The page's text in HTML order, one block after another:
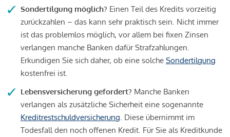
Sondertilgung möglich? Einen Teil des Kredits vorzeitig
zurückzahlen – das kann sehr praktisch sein. Nicht immer
ist das problemlos möglich, vor allem bei fixen Zinsen
verlangen manche Banken dafür Strafzahlungen.
Erkundigen Sie sich daher, ob eine solche Sondertilgung
kostenfrei ist.
Lebensversicherung gefordert? Manche Banken
verlangen als zusätzliche Sicherheit eine sogenannte
Kreditrestschuldversicherung. Diese übernimmt im
Todesfall den noch offenen Kredit. Für Sie als Kreditkunde